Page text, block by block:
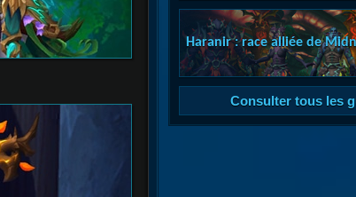
Haranir : race alliée de
Consulter tous les